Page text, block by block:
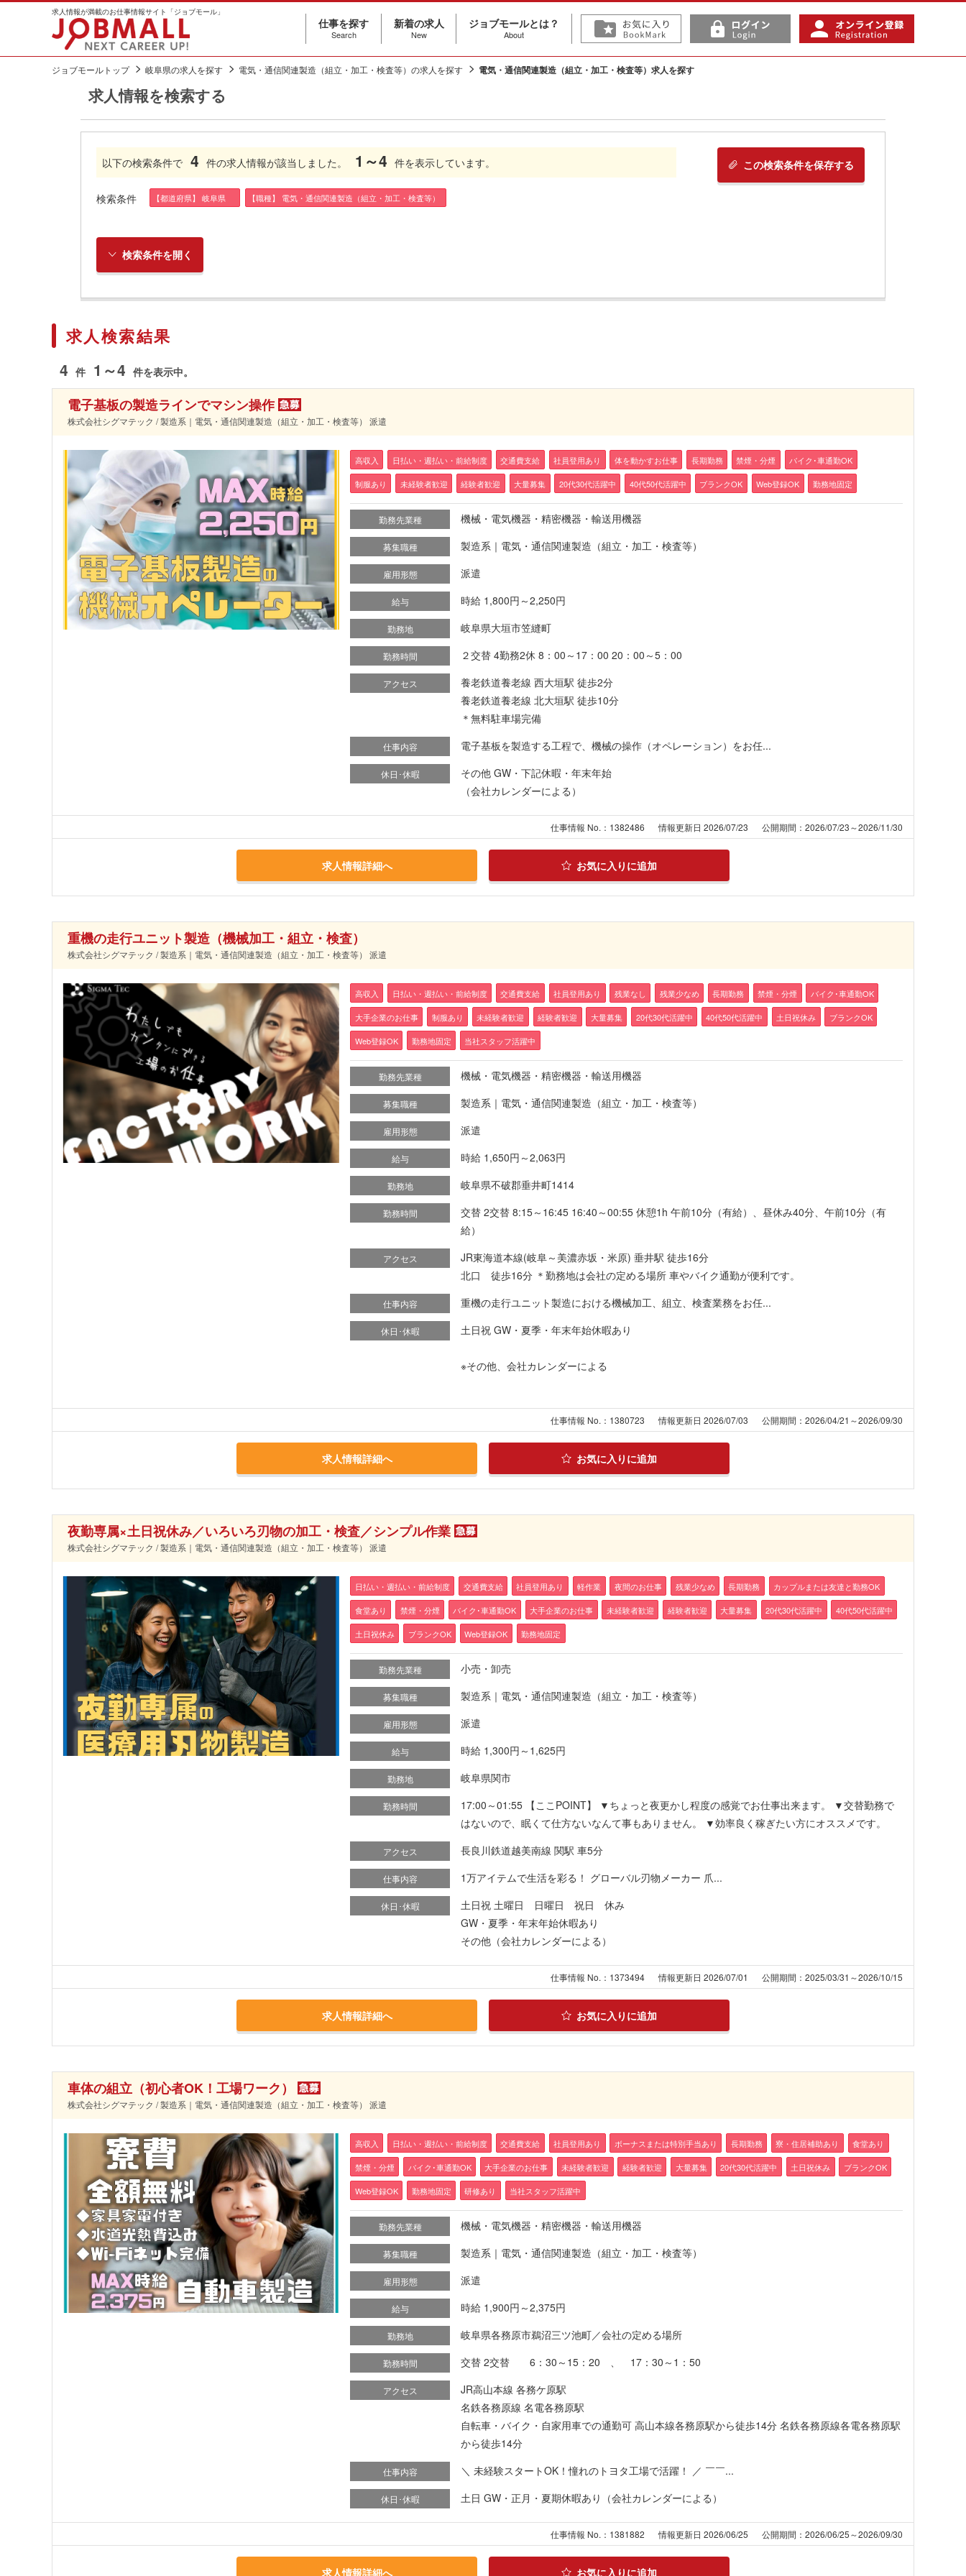
求人情報が満載のお仕事情報サイト「ジョブモール」
仕事を探す
Search
新着の求人
New
ジョブモールとは？
About
ジョブモールトップ 岐阜県の求人を探す 電気・通信関連製造（組立・加工・検査等）の求人を探す 電気・通信関連製造（組立・加工・検査等）求人を探す
求人情報を検索する
この検索条件を保存する
以下の検索条件で 4 件の求人情報が該当しました。 1～4 件を表示しています。
検索条件 【都道府県】 岐阜県 【職種】 電気・通信関連製造（組立・加工・検査等）
検索条件を開く
求人検索結果
4 件 1～4 件を表示中。
電子基板の製造ラインでマシン操作
株式会社シグマテック / 製造系｜電気・通信関連製造（組立・加工・検査等） 派遣
高収入 日払い・週払い・前給制度 交通費支給 社員登用あり 体を動かすお仕事 長期勤務 禁煙・分煙 バイク･車通勤OK
制服あり 未経験者歓迎 経験者歓迎 大量募集 20代30代活躍中 40代50代活躍中 ブランクOK Web登録OK 勤務地固定
勤務先業種 機械・電気機器・精密機器・輸送用機器
募集職種 製造系｜電気・通信関連製造（組立・加工・検査等）
雇用形態 派遣
給与 時給 1,800円～2,250円
勤務地 岐阜県大垣市笠縫町
勤務時間 ２交替 4勤務2休 8：00～17：00 20：00～5：00
アクセス
養老鉄道養老線 西大垣駅 徒歩2分
養老鉄道養老線 北大垣駅 徒歩10分
＊無料駐車場完備
仕事内容 電子基板を製造する工程で、機械の操作（オペレーション）をお任...
休日･休暇
その他 GW・下記休暇・年末年始
（会社カレンダーによる）
仕事情報 No.：1382486 情報更新日 2026/07/23 公開期間：2026/07/23～2026/11/30
求人情報詳細へ お気に入りに追加
重機の走行ユニット製造（機械加工・組立・検査）
株式会社シグマテック / 製造系｜電気・通信関連製造（組立・加工・検査等） 派遣
高収入 日払い・週払い・前給制度 交通費支給 社員登用あり 残業なし 残業少なめ 長期勤務 禁煙・分煙 バイク･車通勤OK
大手企業のお仕事 制服あり 未経験者歓迎 経験者歓迎 大量募集 20代30代活躍中 40代50代活躍中 土日祝休み ブランクOK
Web登録OK 勤務地固定 当社スタッフ活躍中
勤務先業種 機械・電気機器・精密機器・輸送用機器
募集職種 製造系｜電気・通信関連製造（組立・加工・検査等）
雇用形態 派遣
給与 時給 1,650円～2,063円
勤務地 岐阜県不破郡垂井町1414
勤務時間
交替 2交替 8:15～16:45 16:40～00:55 休憩1h 午前10分（有給）、昼休み40分、午前10分（有
給）
アクセス
JR東海道本線(岐阜～美濃赤坂・米原) 垂井駅 徒歩16分
北口 徒歩16分 ＊勤務地は会社の定める場所 車やバイク通勤が便利です。
仕事内容 重機の走行ユニット製造における機械加工、組立、検査業務をお任...
休日･休暇 土日祝 GW・夏季・年末年始休暇あり
※その他、会社カレンダーによる
仕事情報 No.：1380723 情報更新日 2026/07/03 公開期間：2026/04/21～2026/09/30
求人情報詳細へ お気に入りに追加
夜勤専属×土日祝休み／いろいろ刃物の加工・検査／シンプル作業
株式会社シグマテック / 製造系｜電気・通信関連製造（組立・加工・検査等） 派遣
日払い・週払い・前給制度 交通費支給 社員登用あり 軽作業 夜間のお仕事 残業少なめ 長期勤務 カップルまたは友達と勤務OK
食堂あり 禁煙・分煙 バイク･車通勤OK 大手企業のお仕事 未経験者歓迎 経験者歓迎 大量募集 20代30代活躍中 40代50代活躍中
土日祝休み ブランクOK Web登録OK 勤務地固定
勤務先業種 小売・卸売
募集職種 製造系｜電気・通信関連製造（組立・加工・検査等）
雇用形態 派遣
給与 時給 1,300円～1,625円
勤務地 岐阜県関市
勤務時間
17:00～01:55 【ここPOINT】 ▼ちょっと夜更かし程度の感覚でお仕事出来ます。 ▼交替勤務で
はないので、眠くて仕方ないなんて事もありません。 ▼効率良く稼ぎたい方にオススメです。
アクセス 長良川鉄道越美南線 関駅 車5分
仕事内容 1万アイテムで生活を彩る！ グローバル刃物メーカー 爪...
休日･休暇
土日祝 土曜日 日曜日 祝日 休み
GW・夏季・年末年始休暇あり
その他（会社カレンダーによる）
仕事情報 No.：1373494 情報更新日 2026/07/01 公開期間：2025/03/31～2026/10/15
求人情報詳細へ お気に入りに追加
車体の組立（初心者OK！工場ワーク）
株式会社シグマテック / 製造系｜電気・通信関連製造（組立・加工・検査等） 派遣
高収入 日払い・週払い・前給制度 交通費支給 社員登用あり ボーナスまたは特別手当あり 長期勤務 寮・住居補助あり 食堂あり
禁煙・分煙 バイク･車通勤OK 大手企業のお仕事 未経験者歓迎 経験者歓迎 大量募集 20代30代活躍中 土日祝休み ブランクOK
Web登録OK 勤務地固定 研修あり 当社スタッフ活躍中
勤務先業種 機械・電気機器・精密機器・輸送用機器
募集職種 製造系｜電気・通信関連製造（組立・加工・検査等）
雇用形態 派遣
給与 時給 1,900円～2,375円
勤務地 岐阜県各務原市鵜沼三ツ池町／会社の定める場所
勤務時間 交替 2交替 6：30～15：20 、 17：30～1：50
アクセス
JR高山本線 各務ケ原駅
名鉄各務原線 名電各務原駅
自転車・バイク・自家用車での通勤可 高山本線各務原駅から徒歩14分 名鉄各務原線各電各務原駅
から徒歩14分
仕事内容 ＼ 未経験スタートOK！憧れのトヨタ工場で活躍！ ／ ￣￣...
休日･休暇 土日 GW・正月・夏期休暇あり（会社カレンダーによる）
仕事情報 No.：1381882 情報更新日 2026/06/25 公開期間：2026/06/25～2026/09/30
求人情報詳細へ お気に入りに追加